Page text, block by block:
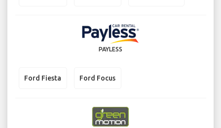
PAYLESS
Ford Fiesta Ford Focus